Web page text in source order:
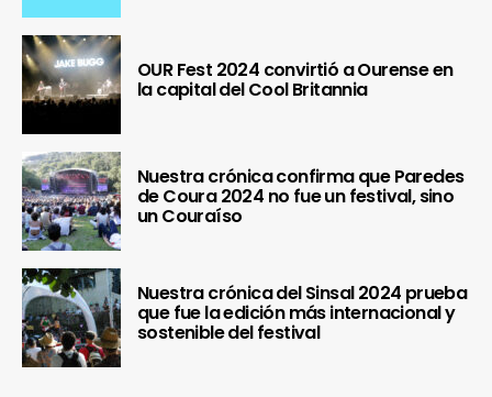
OUR Fest 2024 convirtió a Ourense en
la capital del Cool Britannia
Nuestra crónica confirma que Paredes
de Coura 2024 no fue un festival, sino
un Couraíso
Nuestra crónica del Sinsal 2024 prueba
que fue la edición más internacional y
sostenible del festival